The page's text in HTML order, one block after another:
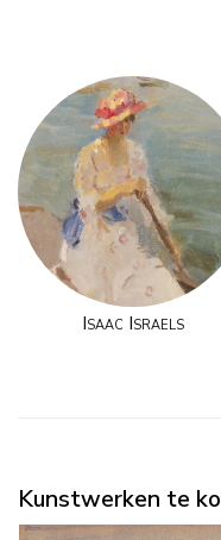
Isaac Israels
Kunstwerken te